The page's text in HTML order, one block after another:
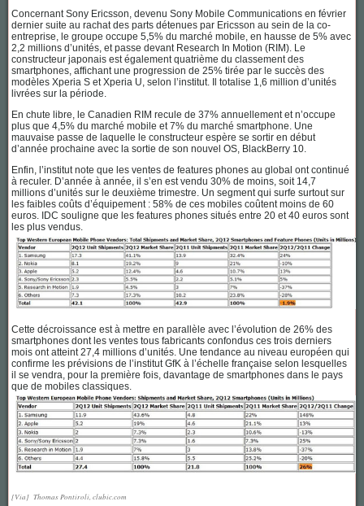
Concernant Sony Ericsson, devenu Sony Mobile Communications en février
dernier suite au rachat des parts détenues par Ericsson au sein de la co-
entreprise, le groupe occupe 5,5% du marché mobile, en hausse de 5% avec
2,2 millions d’unités, et passe devant Research In Motion (RIM). Le
constructeur japonais est également quatrième du classement des
smartphones, affichant une progression de 25% tirée par le succès des
modèles Xperia S et Xperia U, selon l’institut. Il totalise 1,6 million d’unités
livrées sur la période.
En chute libre, le Canadien RIM recule de 37% annuellement et n’occupe
plus que 4,5% du marché mobile et 7% du marché smartphone. Une
mauvaise passe de laquelle le constructeur espère se sortir en début
d’année prochaine avec la sortie de son nouvel OS, BlackBerry 10.
Enfin, l’institut note que les ventes de features phones au global ont continué
à reculer. D’année à année, il s’en est vendu 30% de moins, soit 14,7
millions d’unités sur le deuxième trimestre. Un segment qui surfe surtout sur
les faibles coûts d’équipement : 58% de ces mobiles coûtent moins de 60
euros. IDC souligne que les features phones situés entre 20 et 40 euros sont
les plus vendus.
Cette décroissance est à mettre en parallèle avec l’évolution de 26% des
smartphones dont les ventes tous fabricants confondus ces trois derniers
mois ont atteint 27,4 millions d’unités. Une tendance au niveau européen qui
confirme les prévisions de l’institut GfK à l’échelle française selon lesquelles
il se vendra, pour la première fois, davantage de smartphones dans le pays
que de mobiles classiques.
[Via] Thomas Pontiroli, clubic.com